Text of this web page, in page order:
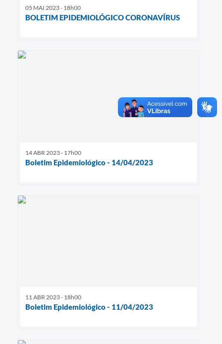
05 MAI 2023 - 18h00
BOLETIM EPIDEMIOLÓGICO CORONAVÍRUS
14 ABR 2023 - 17h00
Boletim Epidemiológico - 14/04/2023
11 ABR 2023 - 18h00
Boletim Epidemiológico - 11/04/2023